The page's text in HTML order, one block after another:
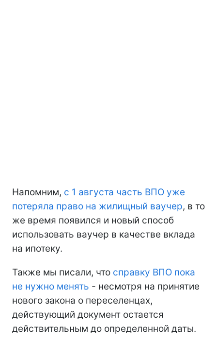
Напомним, с 1 августа часть ВПО уже
потеряла право на жилищный ваучер, в то
же время появился и новый способ
использовать ваучер в качестве вклада
на ипотеку.
Также мы писали, что справку ВПО пока
не нужно менять - несмотря на принятие
нового закона о переселенцах,
действующий документ остается
действительным до определенной даты.